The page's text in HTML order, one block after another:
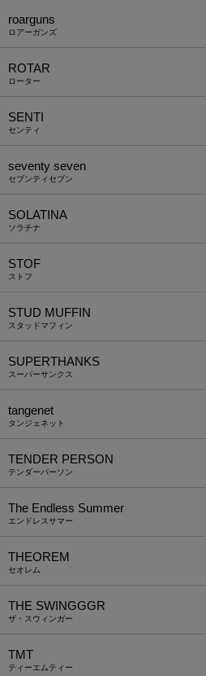
roarguns
ロアーガンズ
ROTAR
ローター
SENTI
センティ
seventy seven
セブンティセブン
SOLATINA
ソラチナ
STOF
ストフ
STUD MUFFIN
スタッドマフィン
SUPERTHANKS
スーパーサンクス
tangenet
タンジェネット
TENDER PERSON
テンダーパーソン
The Endless Summer
エンドレスサマー
THEOREM
セオレム
THE SWINGGGR
ザ・スウィンガー
TMT
ティーエムティー